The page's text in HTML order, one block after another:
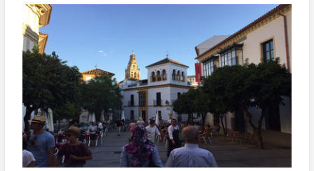
على علويين وغيرهم من "تحالف الأقليات"، أم إرادة التوحش و"إدارة
التوحش" و"حربٌ على الإرهاب"؟